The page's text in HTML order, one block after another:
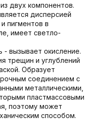
двух компонентов.
дисперсией
пигментов в
имеет светло-
вызывает окисление.
трещин и углублений
Образует
соединением с
металлическими,
пластмассовыми
поэтому может
способом.